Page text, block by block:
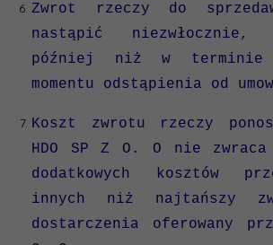
Zwrot rzeczy do
nastąpić
później niż w
momentu odstąpienia od
Koszt zwrotu rzeczy
HDO SP Z O. O nie zwraca
dodatkowych kosztów
innych niż najtańszy
dostarczenia oferowany